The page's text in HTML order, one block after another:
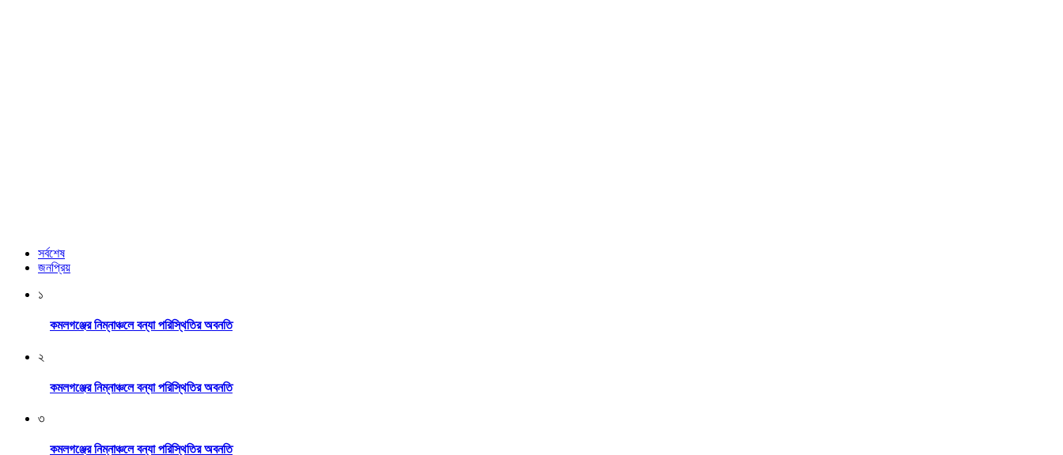
সর্বশেষ
জনপ্রিয়
১
কমলগঞ্জের নিম্নাঞ্চলে বন্যা পরিস্থিতির অবনতি
২
কমলগঞ্জের নিম্নাঞ্চলে বন্যা পরিস্থিতির অবনতি
৩
কমলগঞ্জের নিম্নাঞ্চলে বন্যা পরিস্থিতির অবনতি